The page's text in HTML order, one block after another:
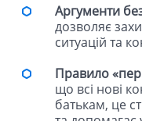
Аргументи
дозволяє
ситуацій та
Правило
що всі нові
батькам, це